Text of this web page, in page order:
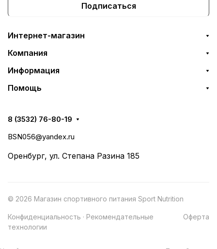
Подписаться
Интернет-магазин
Компания
Информация
Помощь
8 (3532) 76-80-19
BSN056@yandex.ru
Оренбург, ул. Степана Разина 185
© 2026 Магазин спортивного питания Sport Nutrition
Конфиденциальность · Рекомендательные
технологии
Оферта